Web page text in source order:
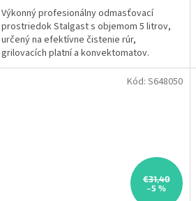
Výkonný profesionálny odmasťovací
prostriedok Stalgast s objemom 5 litrov,
určený na efektívne čistenie rúr,
grilovacích platní a konvektomatov.
Odstraňuje aj tie najodolnejšie...
€31,40
–5 %
Kód: S648050